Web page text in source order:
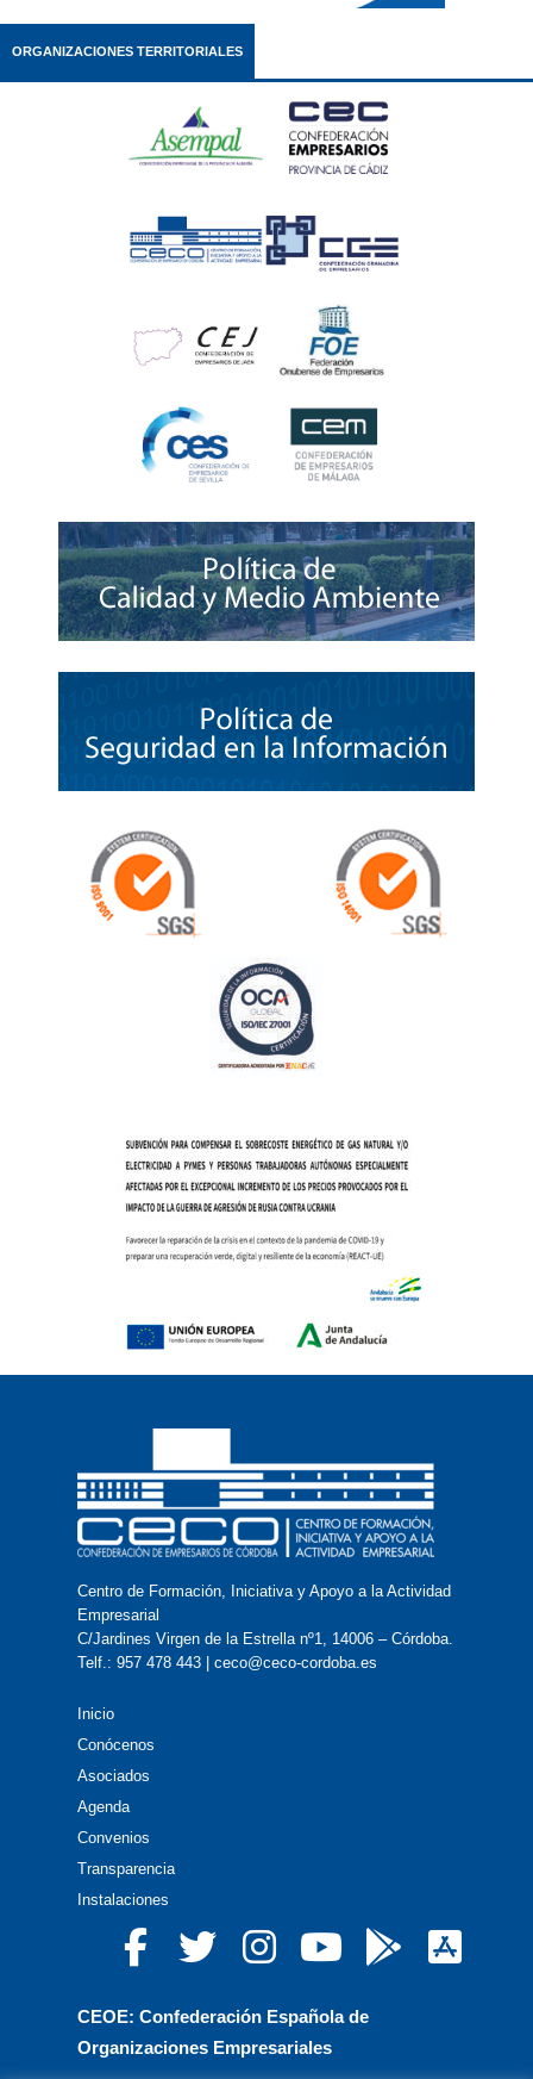
ORGANIZACIONES TERRITORIALES
Centro de Formación, Iniciativa y Apoyo a la Actividad
Empresarial
C/Jardines Virgen de la Estrella nº1, 14006 – Córdoba.
Telf.: 957 478 443 | ceco@ceco-cordoba.es
Inicio
Conócenos
Asociados
Agenda
Convenios
Transparencia
Instalaciones
CEOE: Confederación Española de
Organizaciones Empresariales